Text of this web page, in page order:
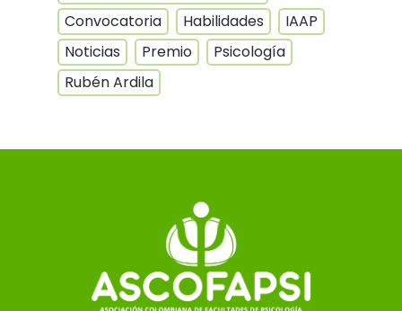
Convocatoria
Habilidades
IAAP
Noticias
Premio
Psicología
Rubén Ardila